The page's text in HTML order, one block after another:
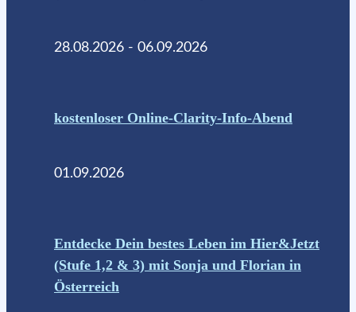
28.08.2026 - 06.09.2026
kostenloser Online-Clarity-Info-Abend
01.09.2026
Entdecke Dein bestes Leben im Hier&Jetzt
(Stufe 1,2 & 3) mit Sonja und Florian in
Österreich